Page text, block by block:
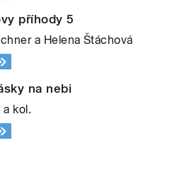
příhody 5
a Helena Štáchová
na nebi
a kol.